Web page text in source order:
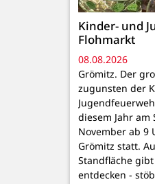
Kinder- und
Flohmarkt
08.08.2026
Grömitz. Der
zugunsten der
diesem Jahr am
November ab 9
Grömitz statt.
Standfläche
entdecken -